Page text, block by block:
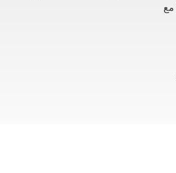
شراكة YENCHEN MACHINERY مع